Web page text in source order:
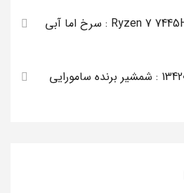
بررسی پردازنده Ryzen 7 7445HS : سرخ اما آبی